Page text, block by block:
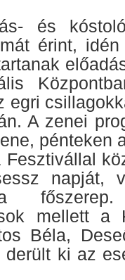
és
érint,
egri
A zenei
pénteken
napját,
mellett a
Béla,
ki az